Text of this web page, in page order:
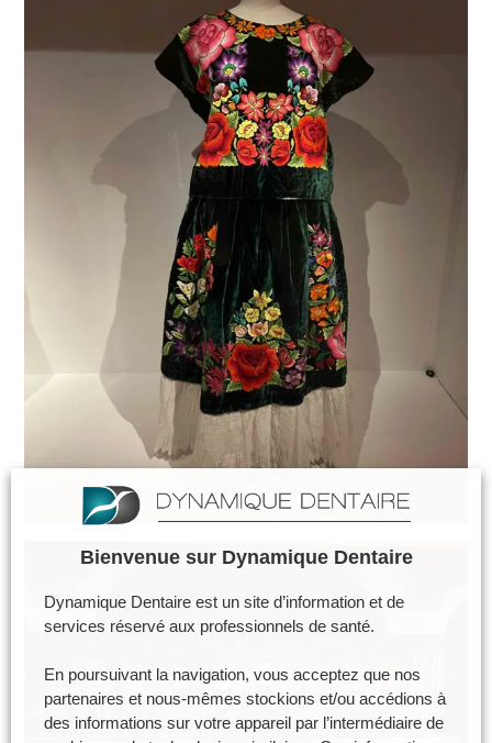
Bienvenue sur Dynamique Dentaire
Dynamique Dentaire est un site d’information et de
services réservé aux professionnels de santé.
En poursuivant la navigation, vous acceptez que nos
partenaires et nous-mêmes stockions et/ou accédions à
des informations sur votre appareil par l’intermédiaire de